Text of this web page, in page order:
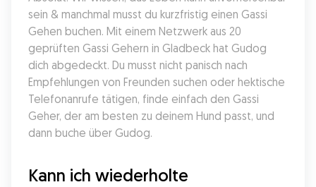
sein & manchmal musst du kurzfristig einen Gassi
Gehen buchen. Mit einem Netzwerk aus 20
geprüften Gassi Gehern in Gladbeck hat Gudog
dich abgedeckt. Du musst nicht panisch nach
Empfehlungen von Freunden suchen oder hektische
Telefonanrufe tätigen, finde einfach den Gassi
Geher, der am besten zu deinem Hund passt, und
dann buche über Gudog.
Kann ich wiederholte